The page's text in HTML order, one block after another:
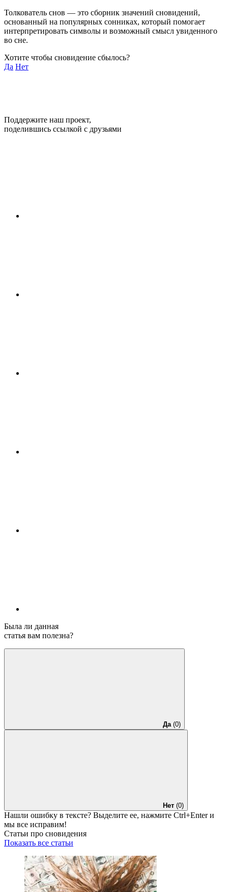
Толкователь снов — это сборник значений сновидений,
основанный на популярных сонниках, который помогает
интерпретировать символы и возможный смысл увиденного
во сне.
Хотите чтобы сновидение сбылось?
Да Нет
Поддержите наш проект,
поделившись ссылкой с друзьями
Была ли данная
статья вам полезна?
Да(0)
Нет (0)
Нашли ошибку в тексте? Выделите ее, нажмите Ctrl+Enterи
мы все исправим!
Статьи про сновидения
Показать все статьи